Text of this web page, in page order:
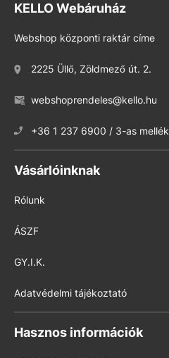
KELLO Webáruház
Webshop központi raktár címe
2225 Üllő, Zöldmező út. 2.
webshoprendeles@kello.hu
+36 1 237 6900 / 3-as mellék
Vásárlóinknak
Rólunk
ÁSZF
GY.I.K.
Adatvédelmi tájékoztató
Hasznos információk